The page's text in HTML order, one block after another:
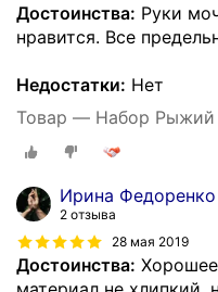
Достоинства: Руки
нравится. Все
Недостатки: Нет
Товар — Набор Рыжий
Ирина Федоренко
2 отзыва
28 мая 2019
Достоинства: